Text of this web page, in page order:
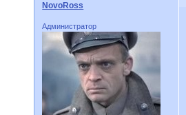
NovoRoss
Администратор